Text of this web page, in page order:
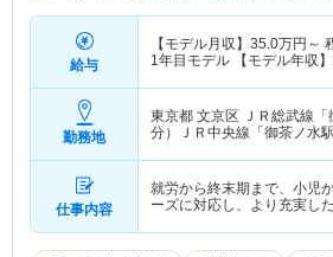
給与
【モデル月収】 35.0万円～
1年目モデル 【モデル年収】
勤務地
東京都 文京区 ＪＲ総武線
分）ＪＲ中央線「御茶ノ水
仕事内容
就労から終末期まで、小児
ーズに対応し、より充実し